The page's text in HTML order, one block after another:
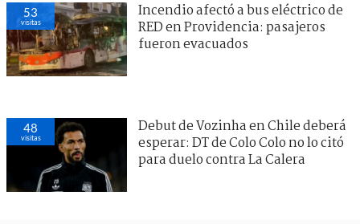
53
visitas
Incendio afectó a bus eléctrico de
RED en Providencia: pasajeros
fueron evacuados
48
visitas
Debut de Vozinha en Chile deberá
esperar: DT de Colo Colo no lo citó
para duelo contra La Calera